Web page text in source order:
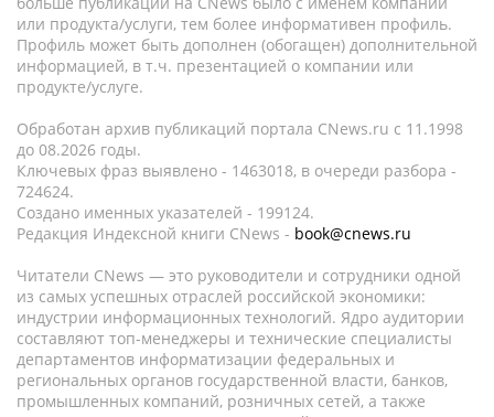
или продукта/услуги, тем более информативен профиль.
Профиль может быть дополнен (обогащен) дополнительной
информацией, в т.ч. презентацией о компании или
продукте/услуге.
Обработан архив публикаций портала CNews.ru c 11.1998
до 08.2026 годы.
Ключевых фраз выявлено - 1463018, в очереди разбора -
724624.
Создано именных указателей - 199124.
Редакция Индексной книги CNews - book@cnews.ru
Читатели CNews — это руководители и сотрудники одной
из самых успешных отраслей российской экономики:
индустрии информационных технологий. Ядро аудитории
составляют топ-менеджеры и технические специалисты
департаментов информатизации федеральных и
региональных органов государственной власти, банков,
промышленных компаний, розничных сетей, а также